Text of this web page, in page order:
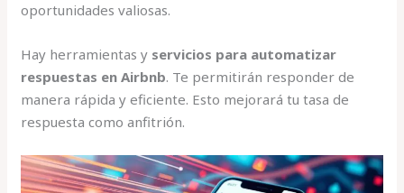
oportunidades valiosas.
Hay herramientas y servicios para automatizar
respuestas en Airbnb. Te permitirán responder de
manera rápida y eficiente. Esto mejorará tu tasa de
respuesta como anfitrión.